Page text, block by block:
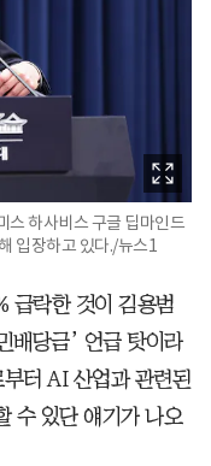
스 하사비스 구글 딥마인드
입장하고 있다./뉴스1
급락한 것이 김용범
배당금’ 언급 탓이라
터 AI 산업과 관련된
수 있단 얘기가 나오